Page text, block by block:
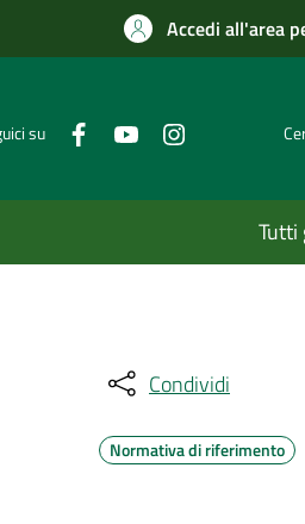
Accedi all'area
su
Tutti
Condividi
Normativa di riferimento